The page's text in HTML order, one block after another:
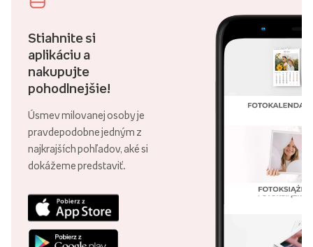
Stiahnite si
aplikáciu a
nakupujte
pohodlnejšie!
Úsmev milovanej osoby je
pravdepodobne jedným z
najkrajších pohľadov, aké si
dokážeme predstaviť.